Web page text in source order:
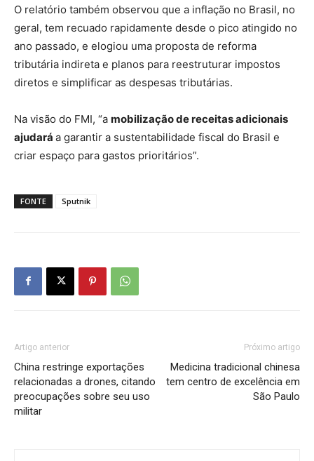
O relatório também observou que a inflação no Brasil, no
geral, tem recuado rapidamente desde o pico atingido no
ano passado, e elogiou uma proposta de reforma
tributária indireta e planos para reestruturar impostos
diretos e simplificar as despesas tributárias.
Na visão do FMI, “a mobilização de receitas adicionais
ajudará a garantir a sustentabilidade fiscal do Brasil e
criar espaço para gastos prioritários”.
FONTE Sputnik
Artigo anterior
China restringe exportações
relacionadas a drones, citando
preocupações sobre seu uso
militar
Próximo artigo
Medicina tradicional chinesa
tem centro de excelência em
São Paulo